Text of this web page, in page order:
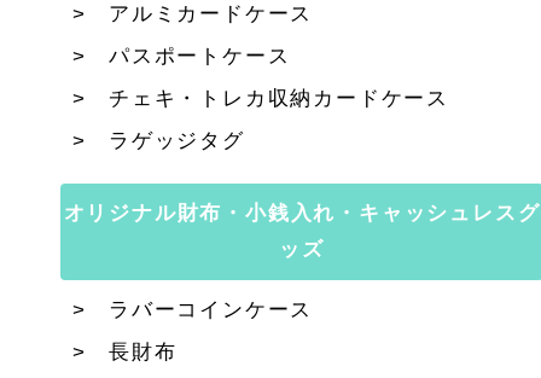
アルミカードケース
パスポートケース
チェキ・トレカ収納カードケース
ラゲッジタグ
オリジナル財布・小銭入れ・キャッシュレスグ
ッズ
ラバーコインケース
長財布